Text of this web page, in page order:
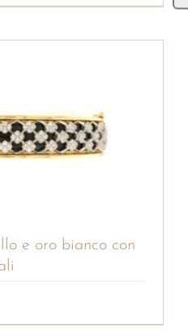
e oro bianco con